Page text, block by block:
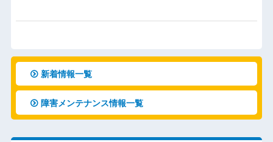
新着情報一覧
障害メンテナンス情報一覧